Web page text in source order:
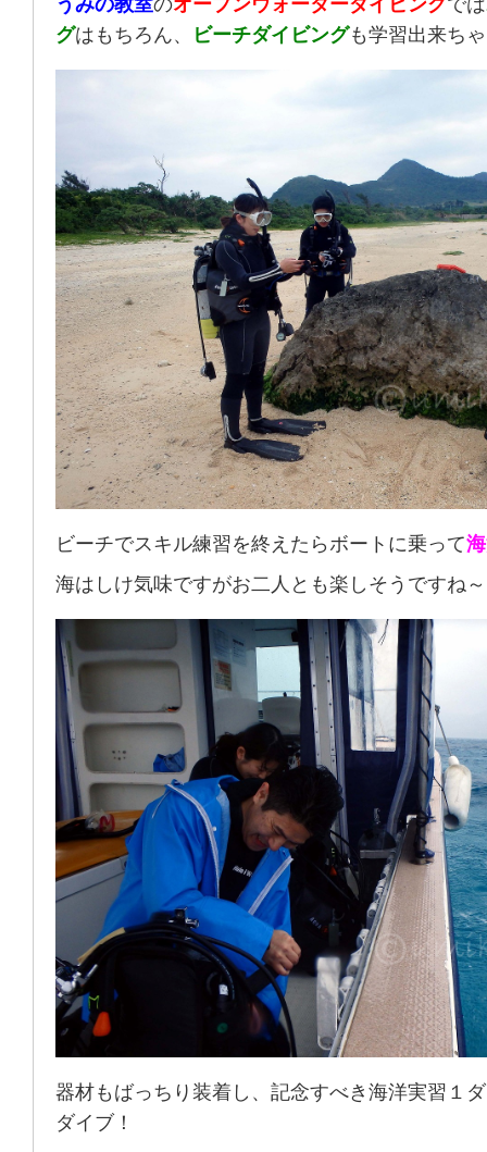
うみの教室のオープンウォーターダイビングでは
グはもちろん、 ビーチダイビングも学習出来ち
ビーチでスキル練習を終えたらボートに乗って
海はしけ気味ですがお二人とも楽しそうですね～
器材もばっちり装着し、記念すべき海洋実習１
ダイブ！